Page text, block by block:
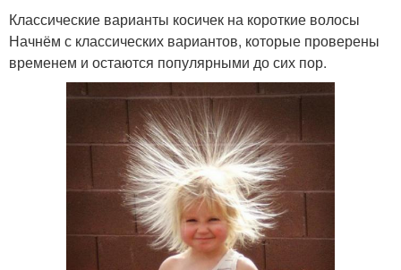
Классические варианты косичек на короткие волосы
Начнём с классических вариантов, которые проверены
временем и остаются популярными до сих пор.